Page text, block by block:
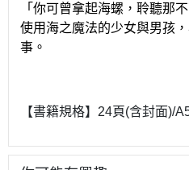
「你可曾拿起海螺，聆聽那
使用海之魔法的少女與男孩
事。
【書籍規格】24頁(含封面)/